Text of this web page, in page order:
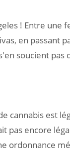
! Entre une
en passant
soucient
cannabis est
pas encore
ordonnance